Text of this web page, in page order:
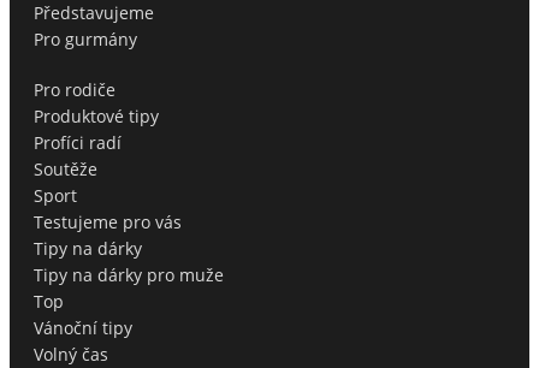
Představujeme
Pro gurmány
Pro rodiče
Produktové tipy
Profíci radí
Soutěže
Sport
Testujeme pro vás
Tipy na dárky
Tipy na dárky pro muže
Top
Vánoční tipy
Volný čas